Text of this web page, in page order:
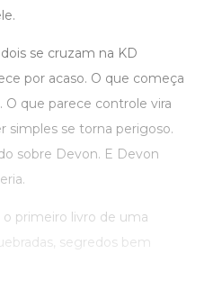
se cruzam na KD
por acaso. O que começa
O que parece controle vira
simples se torna perigoso.
sobre Devon. E Devon
primeiro livro de uma
segredos bem